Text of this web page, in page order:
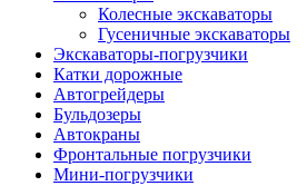
Колесные экскаваторы
Гусеничные экскаваторы
Экскаваторы-погрузчики
Катки дорожные
Автогрейдеры
Бульдозеры
Автокраны
Фронтальные погрузчики
Мини-погрузчики